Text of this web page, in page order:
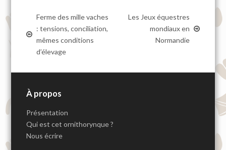
Ferme des mille vaches
: tensions, conciliation,
mêmes conditions
d’élevage
Les Jeux équestres
mondiaux en
Normandie
À propos
Présentation
Qui est cet ornithorynque ?
Nous écrire